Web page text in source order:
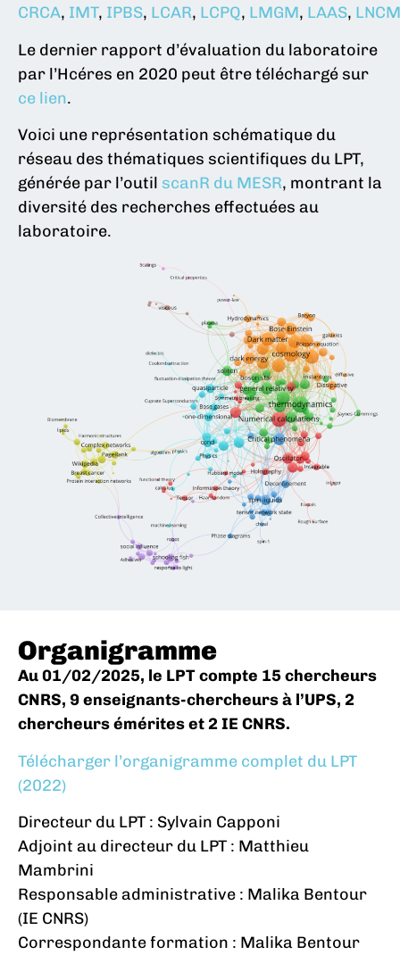
CRCA, IMT, IPBS, LCAR, LCPQ, LMGM, LAAS,
Le dernier rapport d’évaluation du laboratoire
par l’Hcéres en 2020 peut être téléchargé sur
ce lien.
Voici une représentation schématique du
réseau des thématiques scientifiques du LPT,
générée par l’outil scanR du MESR, montrant la
diversité des recherches effectuées au
laboratoire.
Organigramme
Au 01/02/2025, le LPT compte 15 chercheurs
CNRS, 9 enseignants-chercheurs à l’UPS, 2
chercheurs émérites et 2 IE CNRS.
Télécharger l’organigramme complet du LPT
(2022)
Directeur du LPT : Sylvain Capponi
Adjoint au directeur du LPT : Matthieu
Mambrini
Responsable administrative : Malika Bentour
(IE CNRS)
Correspondante formation : Malika Bentour